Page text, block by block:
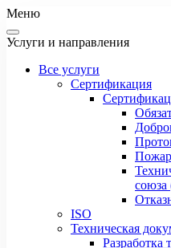
Меню
Услуги и направления
Все услуги
Сертификация
ISO
Техническая
Разработка